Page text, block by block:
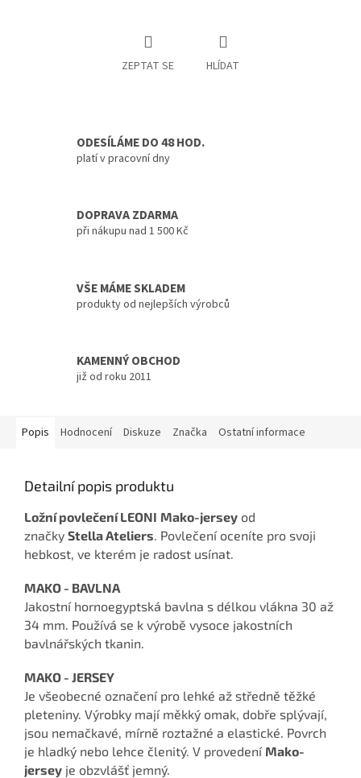
ZEPTAT SE HLÍDAT
ODESÍLÁME DO 48 HOD.
platí v pracovní dny
DOPRAVA ZDARMA
při nákupu nad 1 500 Kč
VŠE MÁME SKLADEM
produkty od nejlepších výrobců
KAMENNÝ OBCHOD
již od roku 2011
Popis Hodnocení Diskuze Značka Ostatní informace
Detailní popis produktu
Ložní povlečení LEONI Mako-jersey od
značky Stella Ateliers . Povlečení oceníte pro svoji
hebkost, ve kterém je radost usínat.
MAKO - BAVLNA
Jakostní hornoegyptská bavlna s délkou vlákna 30 až
34 mm. Používá se k výrobě vysoce jakostních
bavlnářských tkanin.
MAKO - JERSEY
Je všeobecné označení pro lehké až středně těžké
pleteniny. Výrobky mají měkký omak, dobře splývají,
jsou nemačkavé, mírně roztažné a elastické. Povrch
je hladký nebo lehce členitý. V provedení Mako-
jersey je obzvlášť jemný.